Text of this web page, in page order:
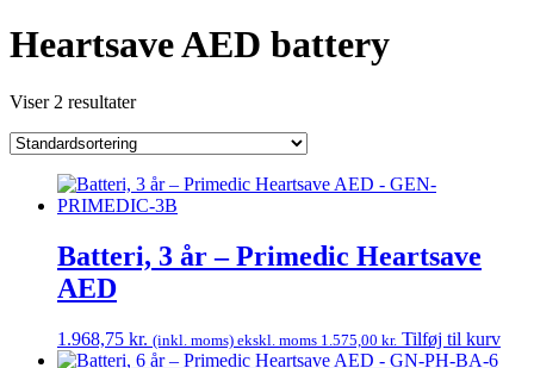
Heartsave AED battery
Viser 2 resultater
Batteri, 3 år – Primedic Heartsave
AED
1.968,75 kr. (inkl. moms) ekskl. moms 1.575,00 kr. Tilføj til kurv